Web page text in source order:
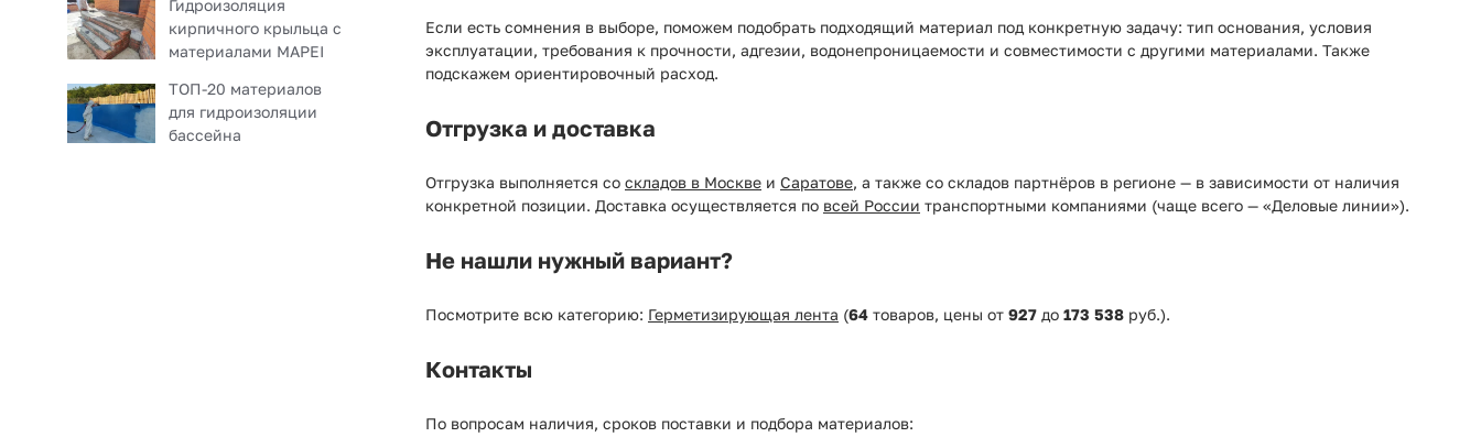
Гидроизоляция
кирпичного крыльца с
материалами MAPEI
ТОП-20 материалов
для гидроизоляции
бассейна
Если есть сомнения в выборе, поможем подобрать подходящий материал под конкретную задачу: тип основания, условия
эксплуатации, требования к прочности, адгезии, водонепроницаемости и совместимости с другими материалами. Также
подскажем ориентировочный расход.
Отгрузка и доставка
Отгрузка выполняется со складов в Москве и Саратове, а также со складов партнёров в регионе — в зависимости от наличия
конкретной позиции. Доставка осуществляется по всей России транспортными компаниями (чаще всего — «Деловые линии»).
Не нашли нужный вариант?
Посмотрите всю категорию: Герметизирующая лента (64 товаров, цены от 927 до 173 538 руб.).
Контакты
По вопросам наличия, сроков поставки и подбора материалов: